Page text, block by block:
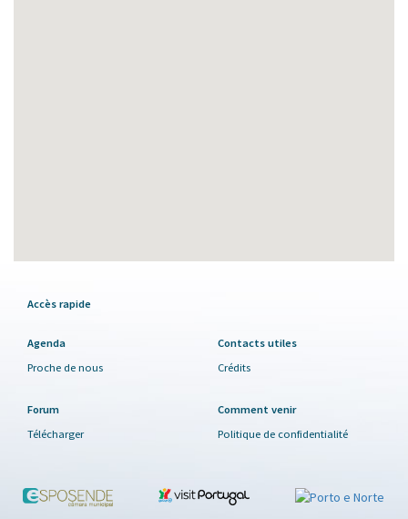
Accès rapide
Agenda
Proche de nous
Contacts utiles
Crédits
Forum
Télécharger
Comment venir
Politique de confidentialité